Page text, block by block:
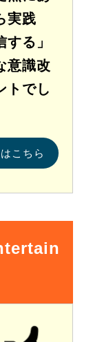
実践
る」
意識改
トでし
こちら